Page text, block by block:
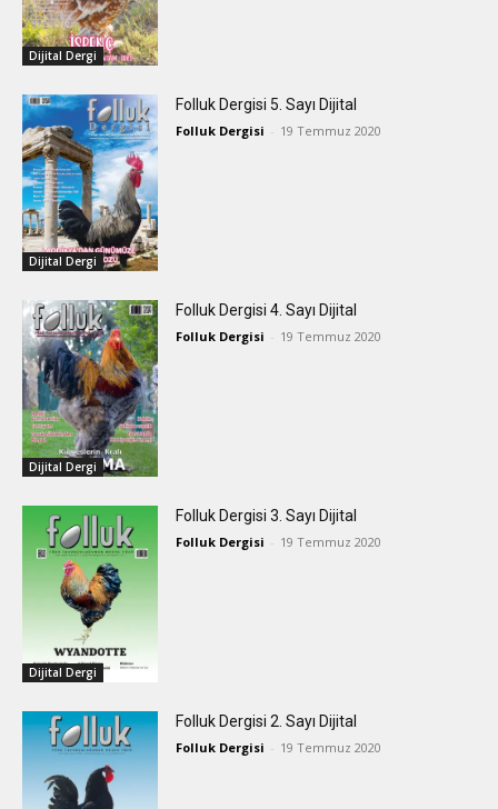
Dijital Dergi
Dijital Dergi
Folluk Dergisi 5. Sayı Dijital
Folluk Dergisi - 19 Temmuz 2020
Dijital Dergi
Folluk Dergisi 4. Sayı Dijital
Folluk Dergisi - 19 Temmuz 2020
Dijital Dergi
Folluk Dergisi 3. Sayı Dijital
Folluk Dergisi - 19 Temmuz 2020
Folluk Dergisi 2. Sayı Dijital
Folluk Dergisi - 19 Temmuz 2020